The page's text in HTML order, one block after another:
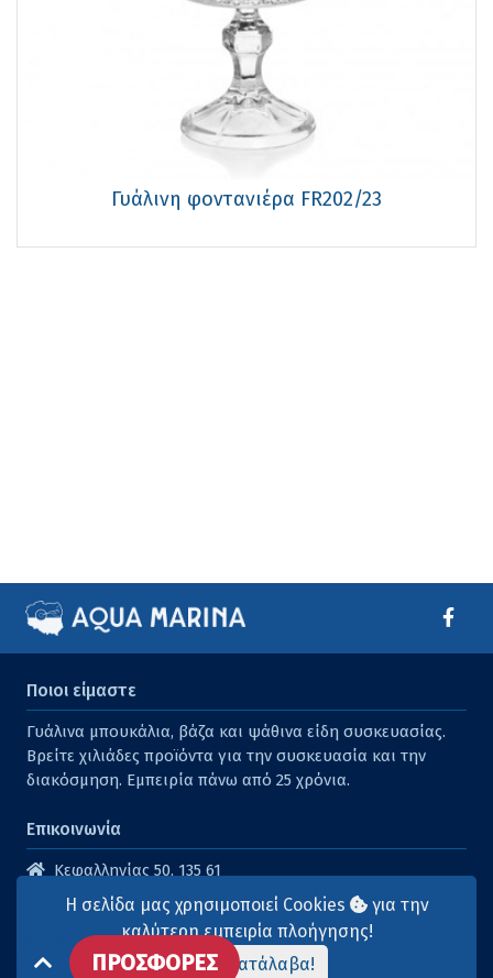
Γυάλινη φοντανιέρα FR202/23
Ποιοι είμαστε
Γυάλινα μπουκάλια, βάζα και ψάθινα είδη συσκευασίας.
Βρείτε χιλιάδες προϊόντα για την συσκευασία και την
διακόσμηση. Εμπειρία πάνω από 25 χρόνια.
Επικοινωνία
Κεφαλληνίας 50, 135 61
Άγιοι Ανάργυροι
210 2614316
210 2615904
ΠΡΟΣΦΟΡΕΣ
Η σελίδα μας χρησιμοποιεί Cookies
για την
καλύτερη εμπειρία πλοήγησης!
Το κατάλαβα!